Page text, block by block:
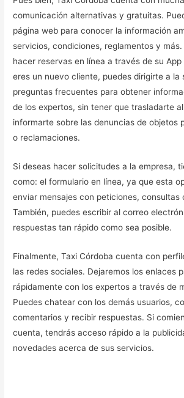
comunicación alternativas y gratuitas.
página web para conocer la información
servicios, condiciones, reglamentos y
hacer reservas en línea a través de su App
eres un nuevo cliente, puedes dirigirte a la
preguntas frecuentes para obtener
de los expertos, sin tener que trasladarte
informarte sobre las denuncias de objetos
o reclamaciones.
Si deseas hacer solicitudes a la empresa,
como: el formulario en línea, ya que esta
enviar mensajes con peticiones, consultas
También, puedes escribir al correo
respuestas tan rápido como sea posible.
Finalmente, Taxi Córdoba cuenta con
las redes sociales. Dejaremos los enlaces
rápidamente con los expertos a través de
Puedes chatear con los demás usuarios,
comentarios y recibir respuestas. Si
cuenta, tendrás acceso rápido a la
novedades acerca de sus servicios.